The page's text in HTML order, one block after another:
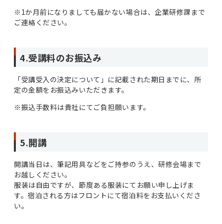
※1か月前になりましても届かない場合は、企業研修課まで
ご連絡ください。
4.受講料のお振込み
「受講受入の決定について」に記載された期日までに、所
定の金額をお振込みいただきます。
※振込手数料は貴社にてご負担願います。
5.開講
開講当日は、筆記用具などをご持参のうえ、研修会場まで
お越しください。
服装は自由ですが、節度ある服装にてお願い申し上げま
す。宿泊される方はフロントにて宿泊料をお支払いくださ
い。